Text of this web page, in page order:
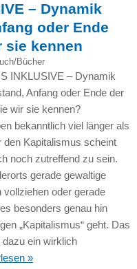
– Dynamik
oder Ende
sie kennen
Bücher
INKLUSIVE – Dynamik
Anfang oder Ende der
wir sie kennen?
bekanntlich viel länger als
den Kapitalismus scheint
noch zutreffend zu sein.
gerade gewaltige
vollziehen oder gerade
besonders genau hin
„Kapitalismus“ geht. Das
ein wirklich
»